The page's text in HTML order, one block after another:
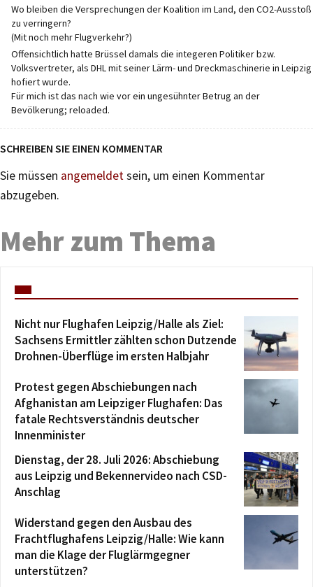
Wo bleiben die Versprechungen der Koalition im Land, den CO2-Ausstoß
zu verringern?
(Mit noch mehr Flugverkehr?)
Offensichtlich hatte Brüssel damals die integeren Politiker bzw.
Volksvertreter, als DHL mit seiner Lärm- und Dreckmaschinerie in Leipzig
hofiert wurde.
Für mich ist das nach wie vor ein ungesühnter Betrug an der
Bevölkerung; reloaded.
SCHREIBEN SIE EINEN KOMMENTAR
Sie müssen angemeldetsein, um einen Kommentar
abzugeben.
Mehr zum Thema
Nicht nur Flughafen Leipzig/Halle als Ziel:
Sachsens Ermittler zählten schon Dutzende
Drohnen-Überflüge im ersten Halbjahr
Protest gegen Abschiebungen nach
Afghanistan am Leipziger Flughafen: Das
fatale Rechtsverständnis deutscher
Innenminister
Dienstag, der 28. Juli 2026: Abschiebung
aus Leipzig und Bekennervideo nach CSD-
Anschlag
Widerstand gegen den Ausbau des
Frachtflughafens Leipzig/Halle: Wie kann
man die Klage der Fluglärmgegner
unterstützen?